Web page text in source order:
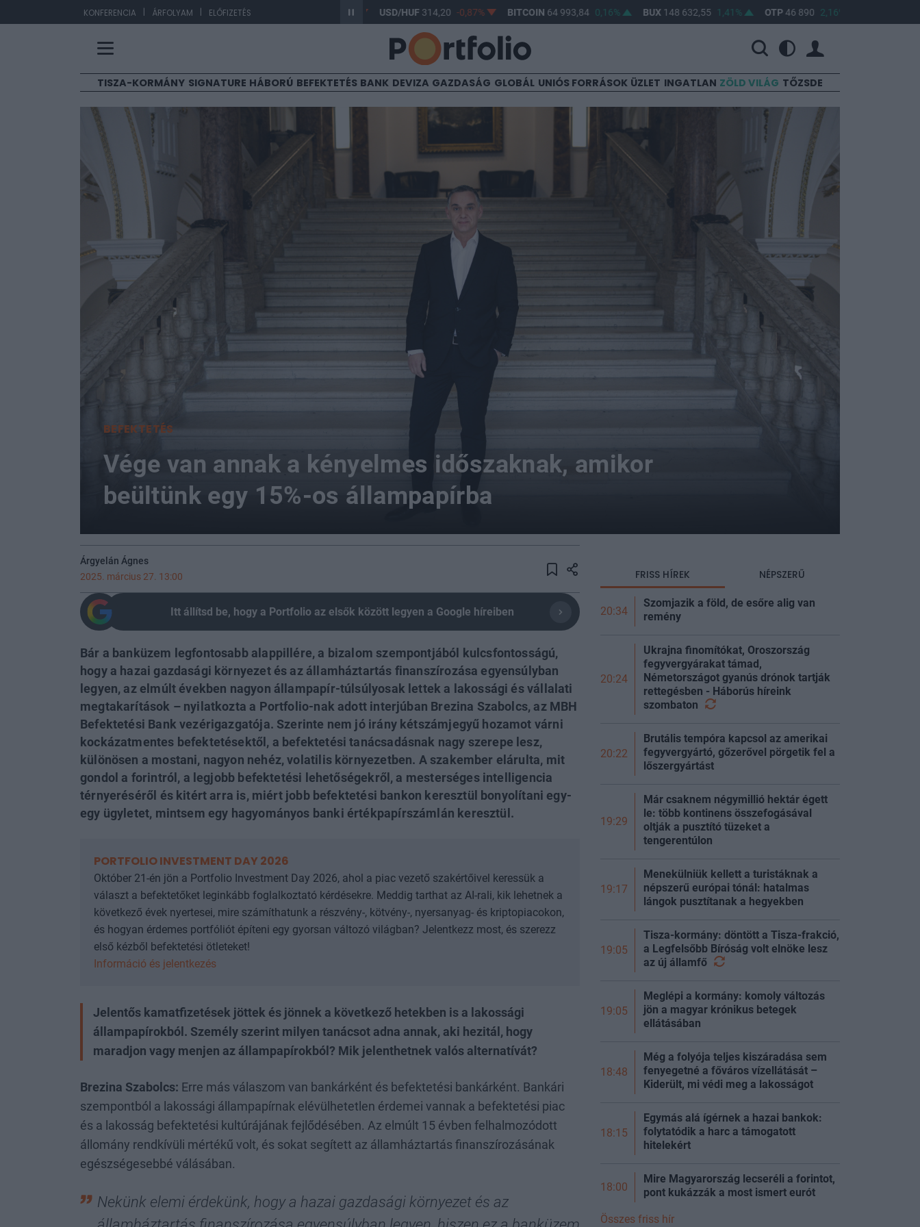
KONFERENCIA | ÁRFOLYAM | ELŐFIZETÉS
EUR/HUF USD/HUF 314,20 -0,87% BITCOIN64 993,84 0,16% BUX 148 632,55 1,41% OTP 46 890 2,16% MOL
TISZA-KORMÁNY SIGNATURE HÁBORÚ BEFEKTETÉS BANK DEVIZA GAZDASÁG GLOBÁL UNIÓS FORRÁSOK ÜZLET INGATLAN ZÖLD VILÁG TŐZSDE
BEFEKTETÉS
Vége van annak a kényelmes időszaknak, amikor
beültünk egy 15%-os állampapírba
Árgyelán Ágnes
2025. március 27. 13:00
Itt állítsd be, hogy a Portfolio az elsők között legyen a Google híreiben
Bár a banküzem legfontosabb alappillére, a bizalom szempontjából kulcsfontosságú,
hogy a hazai gazdasági környezet és az államháztartás finanszírozása egyensúlyban
legyen, az elmúlt években nagyon állampapír-túlsúlyosak lettek a lakossági és vállalati
megtakarítások – nyilatkozta a Portfolio-nak adott interjúban Brezina Szabolcs, az MBH
Befektetési Bank vezérigazgatója. Szerinte nem jó irány kétszámjegyű hozamot várni
kockázatmentes befektetésektől, a befektetési tanácsadásnak nagy szerepe lesz,
különösen a mostani, nagyon nehéz, volatilis környezetben. A szakember elárulta, mit
gondol a forintról, a legjobb befektetési lehetőségekről, a mesterséges intelligencia
térnyeréséről és kitért arra is, miért jobb befektetési bankon keresztül bonyolítani egy-
egy ügyletet, mintsem egy hagyományos banki értékpapírszámlán keresztül.
PORTFOLIO INVESTMENT DAY 2026
Október 21-én jön a Portfolio Investment Day 2026, ahol a piac vezető szakértőivel keressük a
választ a befektetőket leginkább foglalkoztató kérdésekre. Meddig tarthat az AI-rali, kik lehetnek a
következő évek nyertesei, mire számíthatunk a részvény-, kötvény-, nyersanyag- és kriptopiacokon,
és hogyan érdemes portfóliót építeni egy gyorsan változó világban? Jelentkezz most, és szerezz
első kézből befektetési ötleteket!
Információ és jelentkezés
Jelentős kamatfizetések jöttek és jönnek a következő hetekben is a lakossági
állampapírokból. Személy szerint milyen tanácsot adna annak, aki hezitál, hogy
maradjon vagy menjen az állampapírokból? Mik jelenthetnek valós alternatívát?
Brezina Szabolcs: Erre más válaszom van bankárként és befektetési bankárként. Bankári
szempontból a lakossági állampapírnak elévülhetetlen érdemei vannak a befektetési piac
és a lakosság befektetési kultúrájának fejlődésében. Az elmúlt 15 évben felhalmozódott
állomány rendkívüli mértékű volt, és sokat segített az államháztartás finanszírozásának
egészségesebbé válásában.
Nekünk elemi érdekünk, hogy a hazai gazdasági környezet és az
FRISS HÍREK NÉPSZERŰ
20:34
Szomjazik a föld, de esőre alig van
remény
20:24
Ukrajna finomítókat, Oroszország
fegyvergyárakat támad,
Németországot gyanús drónok tartják
rettegésben - Háborús híreink
szombaton
20:22
Brutális tempóra kapcsol az amerikai
fegyvergyártó, gőzerővel pörgetik fel a
lőszergyártást
19:29
Már csaknem négymillió hektár égett
le: több kontinens összefogásával
oltják a pusztító tüzeket a
tengerentúlon
19:17
Menekülniük kellett a turistáknak a
népszerű európai tónál: hatalmas
lángok pusztítanak a hegyekben
19:05
Tisza-kormány: döntött a Tisza-frakció,
a Legfelsőbb Bíróság volt elnöke lesz
az új államfő
19:05
Meglépi a kormány: komoly változás
jön a magyar krónikus betegek
ellátásában
18:48
Még a folyója teljes kiszáradása sem
fenyegetné a főváros vízellátását –
Kiderült, mi védi meg a lakosságot
18:15
Egymás alá ígérnek a hazai bankok:
folytatódik a harc a támogatott
hitelekért
18:00
Mire Magyarország lecseréli a forintot,
pont kukázzák a most ismert eurót
Összes friss hír